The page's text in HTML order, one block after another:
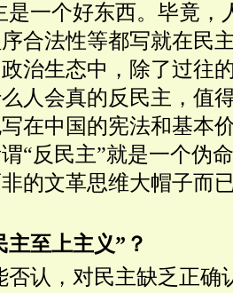
是一个好东西。毕竟，
合法性等都写就在民
政治生态中，除了过往
人会真的反民主，值
在中国的宪法和基本
“反民主”就是一个伪
的文革思维大帽子而
主至上主义”？
否认，对民主缺乏正确